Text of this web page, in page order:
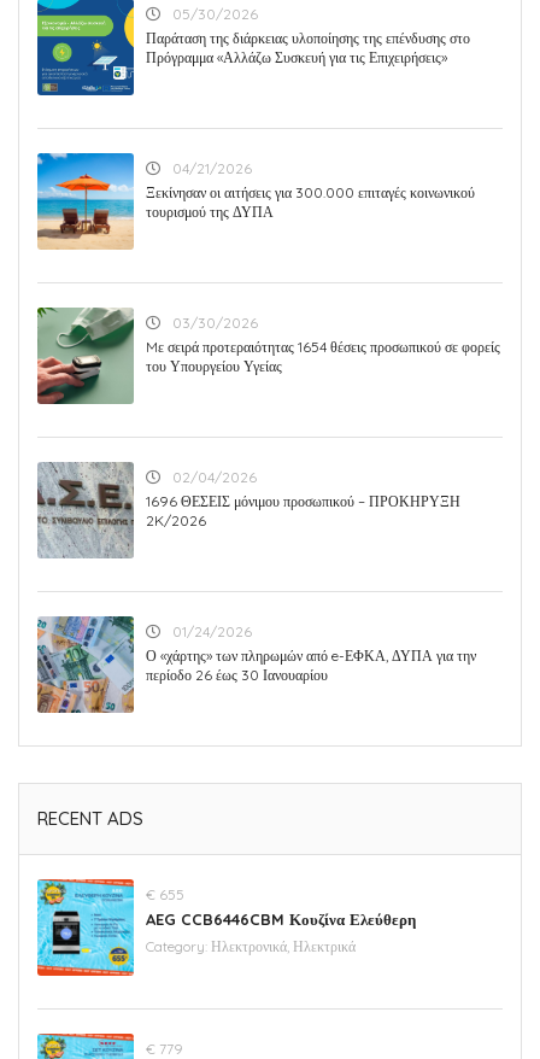
05/30/2026
Παράταση της διάρκειας υλοποίησης της επένδυσης στο
Πρόγραμμα «Αλλάζω Συσκευή για τις Επιχειρήσεις»
04/21/2026
Ξεκίνησαν οι αιτήσεις για 300.000 επιταγές κοινωνικού
τουρισμού της ΔΥΠΑ
03/30/2026
Mε σειρά προτεραιότητας 1654 θέσεις προσωπικού σε φορείς
του Υπουργείου Υγείας
02/04/2026
1696 ΘΕΣΕΙΣ μόνιμου προσωπικού – ΠΡΟΚΗΡΥΞΗ
2K/2026
01/24/2026
Ο «χάρτης» των πληρωμών από e-ΕΦΚΑ, ΔΥΠΑ για την
περίοδο 26 έως 30 Ιανουαρίου
RECENT ADS
€ 655
AEG CCB6446CBM Κουζίνα Ελεύθερη
Category: Ηλεκτρονικά, Ηλεκτρικά
€ 779